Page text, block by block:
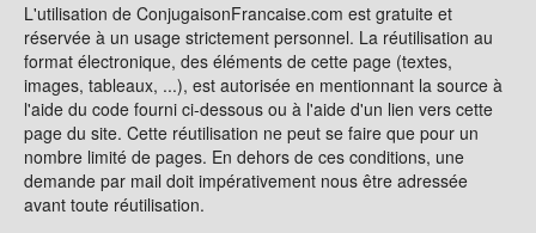
L'utilisation de ConjugaisonFrancaise.com est gratuite et
réservée à un usage strictement personnel. La réutilisation au
format électronique, des éléments de cette page (textes,
images, tableaux, ...), est autorisée en mentionnant la source à
l'aide du code fourni ci-dessous ou à l'aide d'un lien vers cette
page du site. Cette réutilisation ne peut se faire que pour un
nombre limité de pages. En dehors de ces conditions, une
demande par mail doit impérativement nous être adressée
avant toute réutilisation.